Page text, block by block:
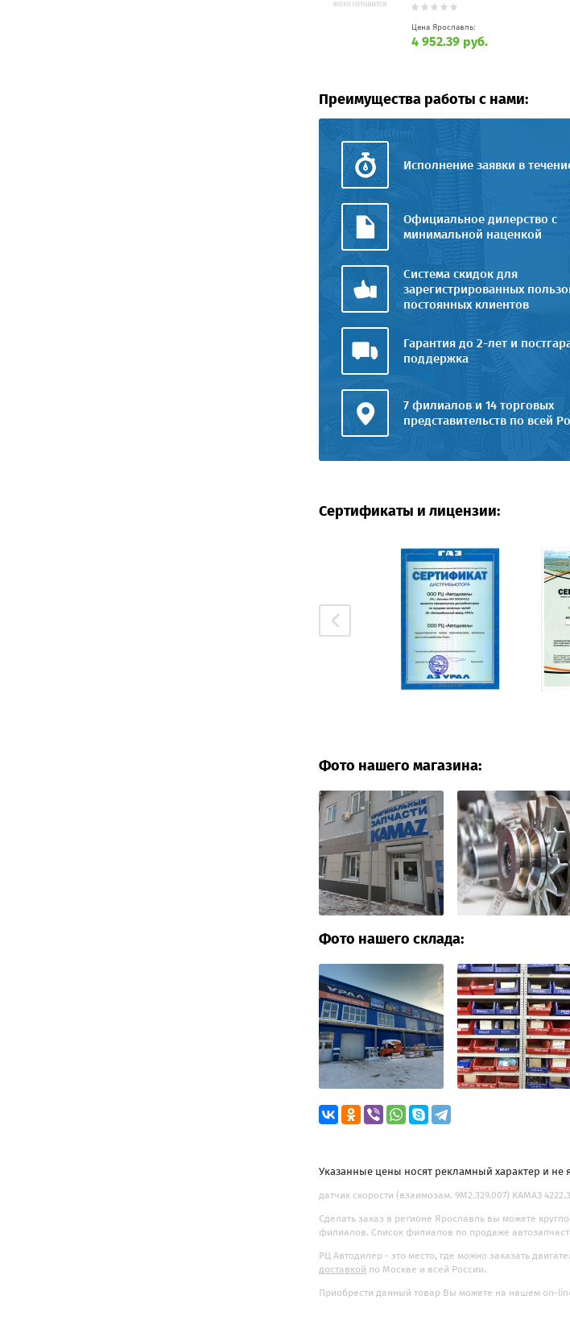
Цена Ярославль:
4 952.39 руб.
Преимущества работы с нами:
Исполнение заявки в
Официальное дилерство с
минимальной наценкой
Система скидок для
зарегистрированных
постоянных клиентов
Гарантия до 2-лет и
поддержка
7 филиалов и 14 торговых
представительств по всей
Сертификаты и лицензии:
Фото нашего магазина:
Фото нашего склада:
Указанные цены носят рекламный характер и не
датчик скорости (взаимозам. 9М2.329.007) КАМАЗ
Сделать заказ в регионе Ярославль вы можете
филиалов. Список филиалов по продаже
РЦ Автодилер - это место, где можно заказать
доставкой по Москве и всей России.
Приобрести данный товар Вы можете на нашем on-